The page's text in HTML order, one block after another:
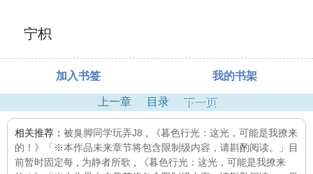
宁枳
加入书签 我的书架
上一章 目录 下一页
相关推荐： 被臭脚同学玩弄J8
《暮色行光：这光，可能是我撩来
的！》「※本作品未来章节将包含限制级内容，请斟酌阅读。」目
前暂时固定每
为静者所歌
《暮色行光：这光，可能是我撩来